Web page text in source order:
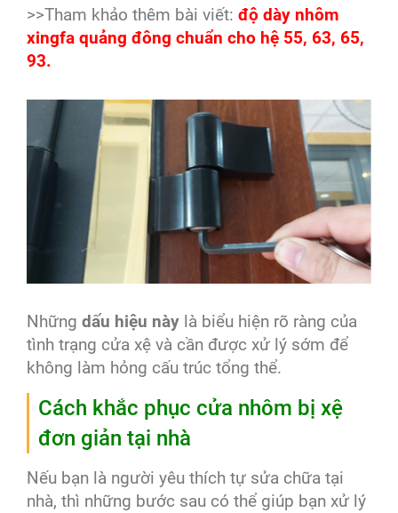
>>Tham khảo thêm bài viết: độ dày nhôm
xingfa quảng đông chuẩn cho hệ 55, 63, 65,
93.
Những dấu hiệu này là biểu hiện rõ ràng của
tình trạng cửa xệ và cần được xử lý sớm để
không làm hỏng cấu trúc tổng thể.
Cách khắc phục cửa nhôm bị xệ
đơn giản tại nhà
Nếu bạn là người yêu thích tự sửa chữa tại
nhà, thì những bước sau có thể giúp bạn xử lý